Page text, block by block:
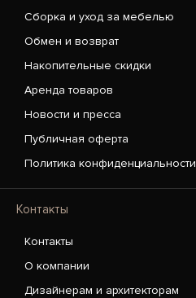
Сборка и уход за мебелью
Обмен и возврат
Накопительные скидки
Аренда товаров
Новости и пресса
Публичная оферта
Политика конфиденциальности
Контакты
Контакты
О компании
Дизайнерам и архитекторам